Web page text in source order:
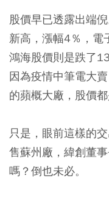
股價早已透露出端
新高，漲幅4％，電
鴻海股價則是跌了
因為疫情中筆電大
的蘋概大廠，股價都
只是，眼前這樣的
售蘇州廠，緯創董
嗎？倒也未必。